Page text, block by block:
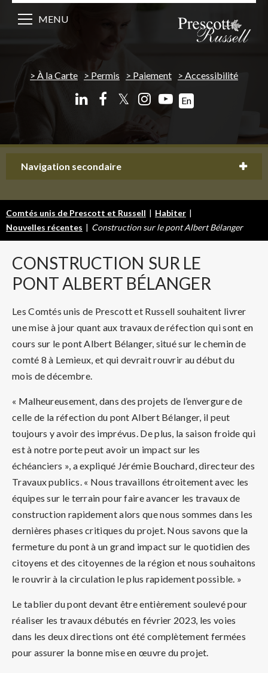
À la Carte Permis Paiement Accessibilité
𝕏 En
MENU
Navigation secondaire
Comtés unis de Prescott et Russell | Habiter |
Nouvelles récentes | Construction sur le pont Albert Bélanger
CONSTRUCTION SUR LE
PONT ALBERT BÉLANGER
Les Comtés unis de Prescott et Russell souhaitent livrer
une mise à jour quant aux travaux de réfection qui sont en
cours sur le pont Albert Bélanger, situé sur le chemin de
comté 8 à Lemieux, et qui devrait rouvrir au début du
mois de décembre.
« Malheureusement, dans des projets de l’envergure de
celle de la réfection du pont Albert Bélanger, il peut
toujours y avoir des imprévus. De plus, la saison froide qui
est à notre porte peut avoir un impact sur les
échéanciers », a expliqué Jérémie Bouchard, directeur des
Travaux publics. « Nous travaillons étroitement avec les
équipes sur le terrain pour faire avancer les travaux de
construction rapidement alors que nous sommes dans les
dernières phases critiques du projet. Nous savons que la
fermeture du pont à un grand impact sur le quotidien des
citoyens et des citoyennes de la région et nous souhaitons
le rouvrir à la circulation le plus rapidement possible. »
Le tablier du pont devant être entièrement soulevé pour
réaliser les travaux débutés en février 2023, les voies
dans les deux directions ont été complètement fermées
pour assurer la bonne mise en œuvre du projet.